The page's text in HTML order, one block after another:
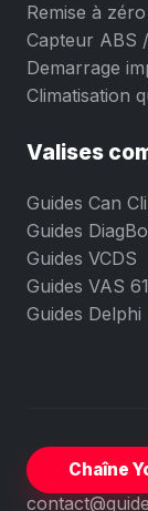
Remise à
Capteur ABS
Demarrage
Climatisation
Valises
Guides Can
Guides
Guides VCDS
Guides VAS
Guides Delphi
Chaîne